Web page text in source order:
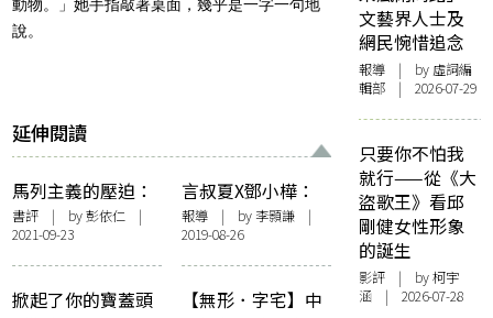
動物。」她手指敲著桌面，幾乎是一字一句地
說。
延伸閱讀
馬列主義的壓迫：
評《壓迫與自由》
書評 | by彭依仁 |
2021-09-23
言叔夏X鄧小樺：
「孤獨 —— 空間／
性格」講座紀錄
報導| by 李顥謙|
2019-08-26
掀起了你的寶蓋頭
【無形．字宅】中
文藝界人士及
網民惋惜追念
報導 | by 虛詞編
輯部 | 2026-07-29
只要你不怕我
就行——從《大
盜歌王》看邱
剛健女性形象
的誕生
影評 | by 柯宇
涵 | 2026-07-28